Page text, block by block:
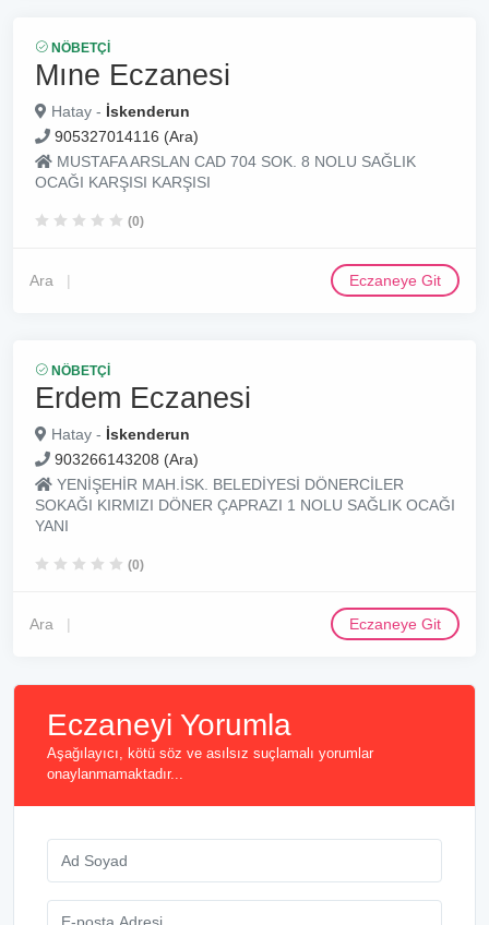
NÖBETÇI
Mıne Eczanesi
Hatay - İskenderun
905327014116 (Ara)
MUSTAFA ARSLAN CAD 704 SOK. 8 NOLU SAĞLIK
OCAĞI KARŞISI KARŞISI
(0)
Ara Eczaneye Git
NÖBETÇI
Erdem Eczanesi
Hatay - İskenderun
903266143208 (Ara)
YENİŞEHİR MAH.İSK. BELEDİYESİ DÖNERCİLER
SOKAĞI KIRMIZI DÖNER ÇAPRAZI 1 NOLU SAĞLIK OCAĞI
YANI
(0)
Ara Eczaneye Git
Eczaneyi Yorumla
Aşağılayıcı, kötü söz ve asılsız suçlamalı yorumlar
onaylanmamaktadır...